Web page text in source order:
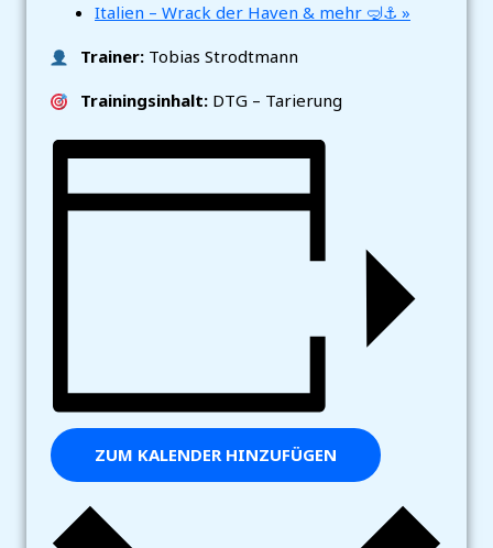
Italien – Wrack der Haven & mehr 🤿⚓ »
Trainer: Tobias Strodtmann
Trainingsinhalt: DTG – Tarierung
ZUM KALENDER HINZUFÜGEN